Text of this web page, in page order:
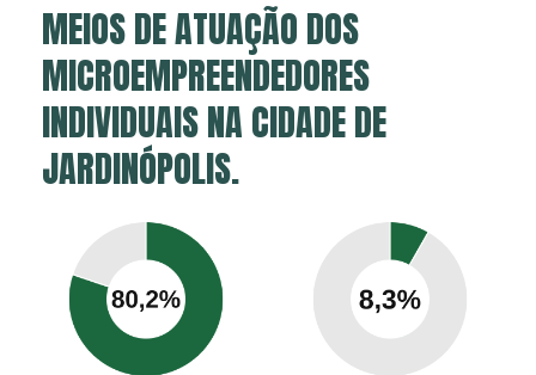
MEIOS DE ATUAÇÃO DOS
MICROEMPREENDEDORES
INDIVIDUAIS NA CIDADE DE
JARDINÓPOLIS.